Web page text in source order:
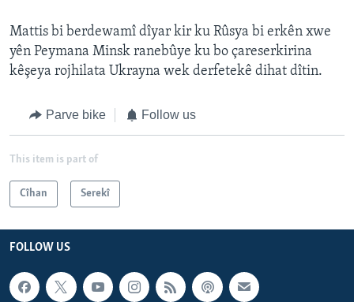
Mattis bi berdewamî dîyar kir ku Rûsya bi erkên xwe
yên Peymana Minsk ranebûye ku bo çareserkirina
kêşeya rojhilata Ukrayna wek derfetekê dihat dîtin.
Parve bike Follow us
This item is part of
Cîhan Serekî
FOLLOW US